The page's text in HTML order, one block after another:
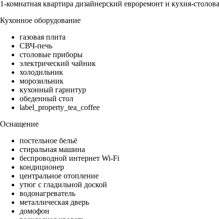
1-комнатная квартира дизайнерский евроремонт и кухня-
Кухонное оборудование
газовая плита
СВЧ-печь
столовые приборы
электрический чайник
холодильник
морозильник
кухонный гарнитур
обеденный стол
label_property_tea_coffee
Оснащение
постельное бельё
стиральная машина
беспроводной интернет Wi-Fi
кондиционер
центральное отопление
утюг с гладильной доской
водонагреватель
металлическая дверь
домофон